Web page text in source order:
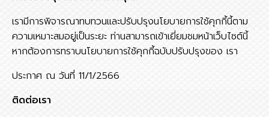
เรามีการพิจารณาทบทวนและปรับปรุงนโยบายการใช้คุกกี้นี้ตาม
ความเหมาะสมอยู่เป็นระยะ ท่านสามารถเข้าเยี่ยมชมหน้าเว็บไซต์นี้
หากต้องการทราบนโยบายการใช้คุกกี้ฉบับปรับปรุงของ เรา
ประกาศ ณ วันที่ 11/1/2566
ติดต่อเรา